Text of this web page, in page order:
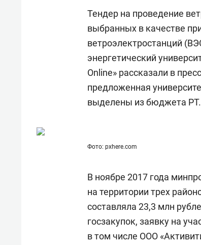
Тендер на проведение
выбранных в качестве
ветроэлектростанций
энергетический
Online» рассказали в
предложенная
выделены из бюджета РТ.
Фото: pxhere.com
В ноябре 2017 года
на территории трех
составляла 23,3 млн
госзакупок, заявку на
в том числе ООО
Опыт выживания в дикой
природе, работа
с ментальным и физическим
состоянием как основа
антихрупких команд